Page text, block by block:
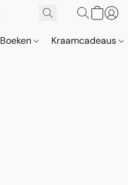
Boeken Kraamcadeaus